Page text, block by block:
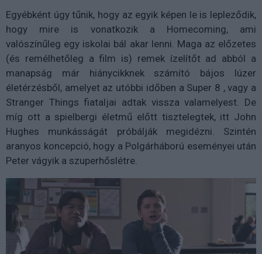
Egyébként úgy tűnik, hogy az egyik képen le is lepleződik,
hogy mire is vonatkozik a Homecoming, ami
valószínűleg egy iskolai bál akar lenni. Maga az előzetes
(és remélhetőleg a film is) remek ízelítőt ad abból a
manapság már hiánycikknek számító bájos lúzer
életérzésből, amelyet az utóbbi időben a Super 8 , vagy a
Stranger Things fiataljai adtak vissza valamelyest. De
míg ott a spielbergi életmű előtt tisztelegtek, itt John
Hughes munkásságát próbálják megidézni. Szintén
aranyos koncepció, hogy a Polgárháború eseményei után
Peter vágyik a szuperhőslétre.